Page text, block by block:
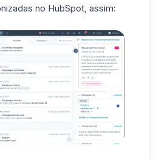
no HubSpot, assim: